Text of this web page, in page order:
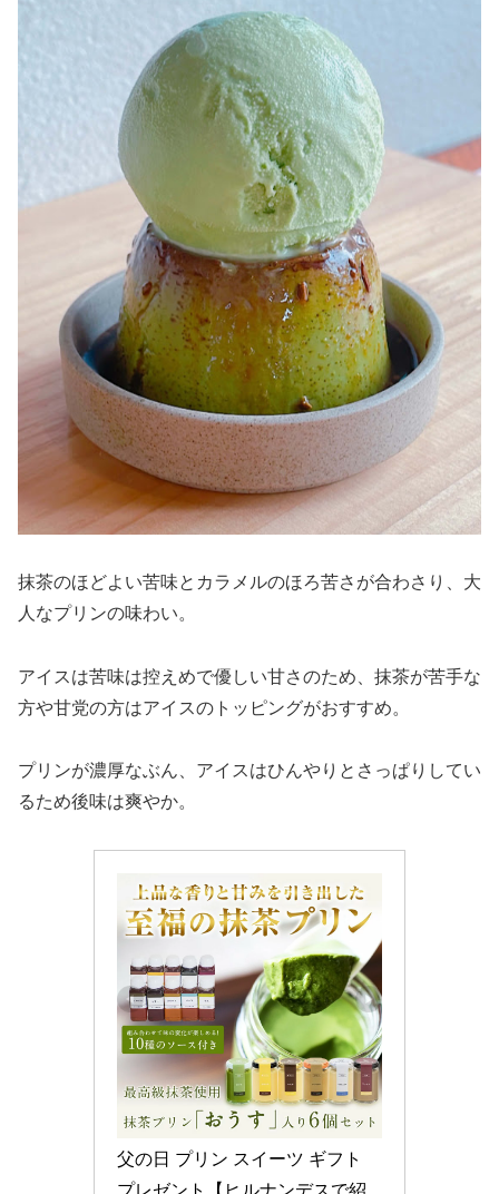
抹茶のほどよい苦味とカラメルのほろ苦さが合わさり、大
人なプリンの味わい。
アイスは苦味は控えめで優しい甘さのため、抹茶が苦手な
方や甘党の方はアイスのトッピングがおすすめ。
プリンが濃厚なぶん、アイスはひんやりとさっぱりしてい
るため後味は爽やか。
父の日 プリン スイーツ ギフト